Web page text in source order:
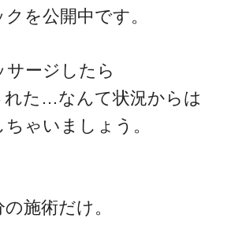
を公開中です。
ージしたら
れた…なんて状況からは
ゃいましょう。
施術だけ。